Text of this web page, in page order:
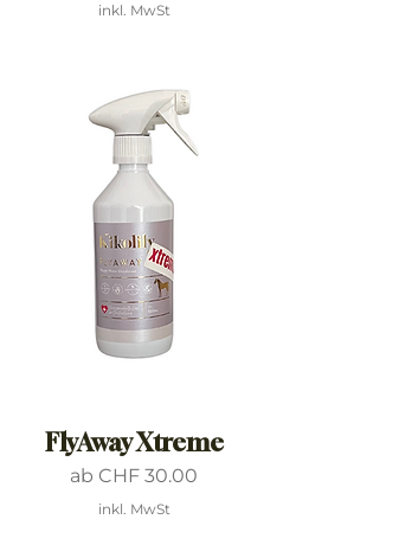
inkl. MwSt
FlyAway Xtreme
ab CHF 30.00
Sale-Preis
inkl. MwSt